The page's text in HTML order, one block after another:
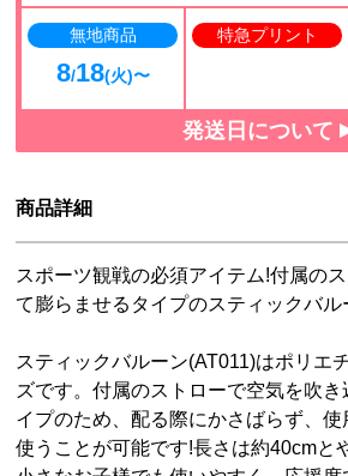
無地商品
8/18(火)〜
特急プリント
発送日について
商品詳細
スポーツ観戦の必須アイテム!付属の
て膨らませるタイプのスティックバル
スティックバルーン(AT011)はポリエ
ズです。付属のストローで空気を吹
イプのため、配る際にかさばらず、
使うことが可能です!長さは約40cmと